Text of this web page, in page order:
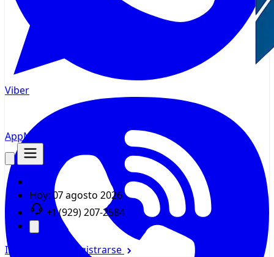
AppMsr
Hoy: 07 agosto 2026
+1 (929) 207-2584
Iniciar sesión Registrarse
Viber